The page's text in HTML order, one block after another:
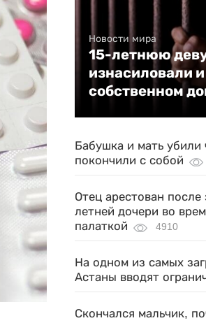
Новости мира
15-летнюю
изнасиловали
собственном
Бабушка и мать убили
покончили с собой
Отец арестован после
летней дочери во
палаткой
4910
На одном из самых
Астаны вводят
Скончался мальчик,